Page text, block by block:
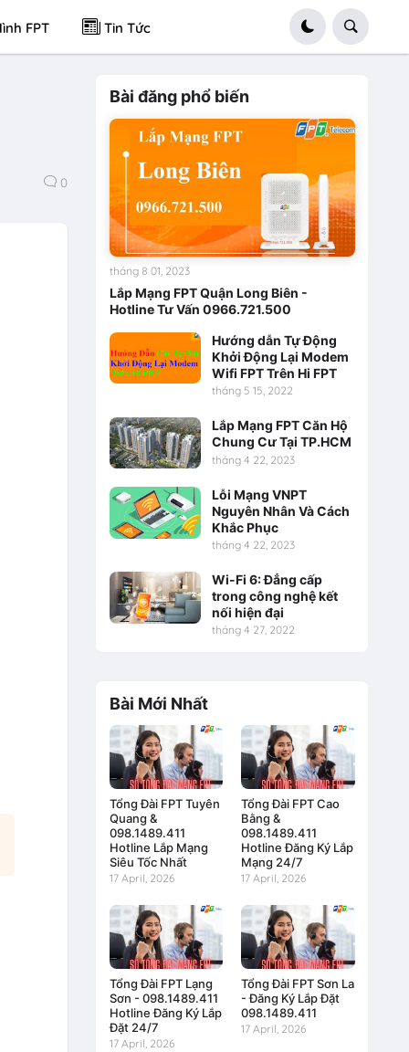
FPT Tin Tức
0
Bài đăng phổ biến
Lắp Mạng FPT Quận Long Biên -
Hotline Tư Vấn 0966.721.500
tháng 8 01, 2023
Hướng dẫn Tự Động
Khởi Động Lại Modem
Wifi FPT Trên Hi FPT
tháng 5 15, 2022
Lắp Mạng FPT Căn Hộ
Chung Cư Tại TP.HCM
tháng 4 22, 2023
Lỗi Mạng VNPT
Nguyên Nhân Và Cách
Khắc Phục
tháng 4 22, 2023
Wi-Fi 6: Đẳng cấp
trong công nghệ kết
nối hiện đại
tháng 4 27, 2022
Bài Mới Nhất
Tổng Đài FPT Tuyên
Quang &
098.1489.411
Hotline Lắp Mạng
Siêu Tốc Nhất
17 April, 2026
Tổng Đài FPT Cao
Bằng &
098.1489.411
Hotline Đăng Ký Lắp
Mạng 24/7
17 April, 2026
Tổng Đài FPT Lạng
Sơn - 098.1489.411
Hotline Đăng Ký Lắp
Đặt 24/7
17 April, 2026
Tổng Đài FPT Sơn La
- Đăng Ký Lắp Đặt
098.1489.411
17 April, 2026